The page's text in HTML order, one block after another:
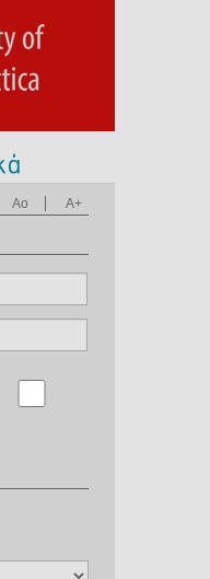
Ao A+